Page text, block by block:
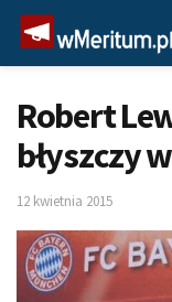
Robert
błyszczy
12 kwietnia 2015